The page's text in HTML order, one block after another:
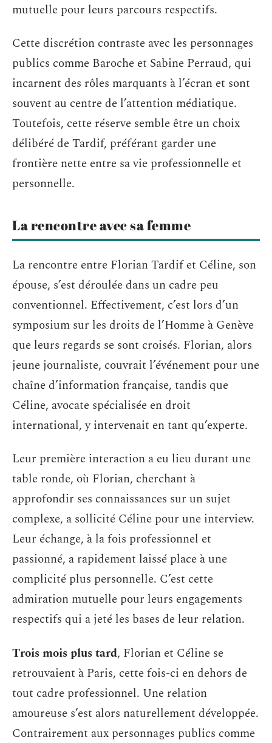
mutuelle pour leurs parcours respectifs.
Cette discrétion contraste avec les personnages
publics comme Baroche et Sabine Perraud, qui
incarnent des rôles marquants à l’écran et sont
souvent au centre de l’attention médiatique.
Toutefois, cette réserve semble être un choix
délibéré de Tardif, préférant garder une
frontière nette entre sa vie professionnelle et
personnelle.
La rencontre avec sa femme
La rencontre entre Florian Tardif et Céline, son
épouse, s’est déroulée dans un cadre peu
conventionnel. Effectivement, c’est lors d’un
symposium sur les droits de l’Homme à Genève
que leurs regards se sont croisés. Florian, alors
jeune journaliste, couvrait l’événement pour une
chaîne d’information française, tandis que
Céline, avocate spécialisée en droit
international, y intervenait en tant qu’experte.
Leur première interaction a eu lieu durant une
table ronde, où Florian, cherchant à
approfondir ses connaissances sur un sujet
complexe, a sollicité Céline pour une interview.
Leur échange, à la fois professionnel et
passionné, a rapidement laissé place à une
complicité plus personnelle. C’est cette
admiration mutuelle pour leurs engagements
respectifs qui a jeté les bases de leur relation.
Trois mois plus tard, Florian et Céline se
retrouvaient à Paris, cette fois-ci en dehors de
tout cadre professionnel. Une relation
amoureuse s’est alors naturellement développée.
Contrairement aux personnages publics comme